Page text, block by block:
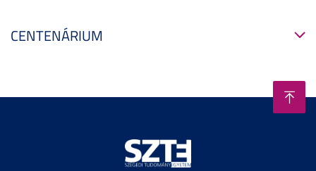
CENTENÁRIUM